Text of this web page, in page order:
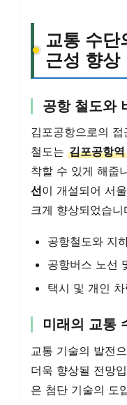
교통 수단
근성 향상
공항 철도와
김포공항으로의
철도는 김포공항역
착할 수 있게 해줍
선이 개설되어 서
크게 향상되었습니
공항철도와 지
공항버스 노선
택시 및 개인
미래의 교통
교통 기술의 발전
더욱 향상될 전망
은 첨단 기술의 도